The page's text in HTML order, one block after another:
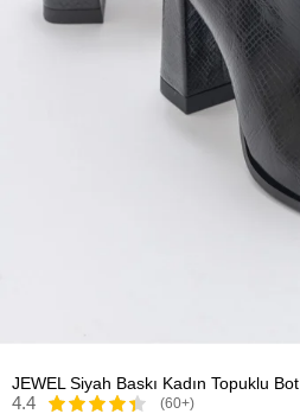
JEWEL Siyah Baskı Kadın Topuklu Bot
4.4 (60+)